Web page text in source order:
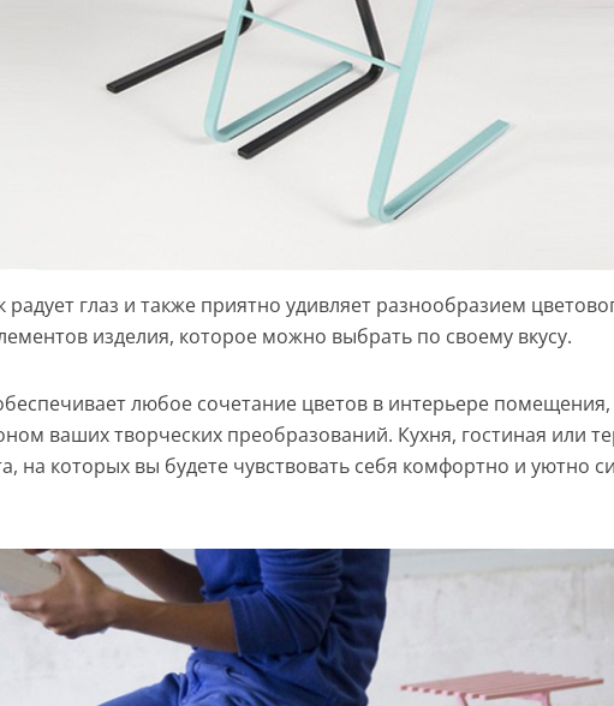
глаз и также приятно удивляет разнообразием
изделия, которое можно выбрать по своему вкусу.
любое сочетание цветов в интерьере помещения,
ваших творческих преобразований. Кухня, гостиная или
на которых вы будете чувствовать себя комфортно и уютно